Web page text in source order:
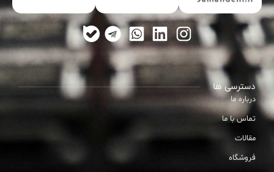
دسترسی ها
درباره ما
تماس با ما
مقالات
فروشگاه